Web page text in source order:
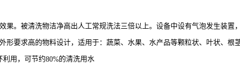
。被清洗物洁净高出人工常规洗法三倍以上。设备中设有气泡发生装置
要求高的物料设计，适用于：蔬菜、水果、水产品等颗粒状、叶状、根
用，可节约80%的清洗用水